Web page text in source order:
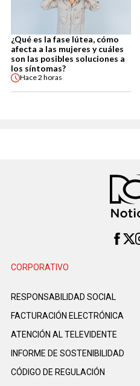
¿Qué es la fase lútea, cómo
afecta a las mujeres y cuáles
son las posibles soluciones a
los síntomas?
Hace2 horas
CORPORATIVO
RESPONSABILIDAD SOCIAL
FACTURACIÓN ELECTRÓNICA
ATENCIÓN AL TELEVIDENTE
INFORME DE SOSTENIBILIDAD
CÓDIGO DE REGULACIÓN